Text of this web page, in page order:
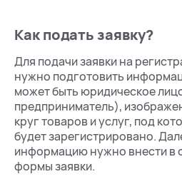
Как подать заявку?
Для подачи заявки на
нужно подготовить
может быть юридическое
предприниматель),
круг товаров и услуг, под
будет зарегистрировано.
информацию нужно внести в
формы заявки.